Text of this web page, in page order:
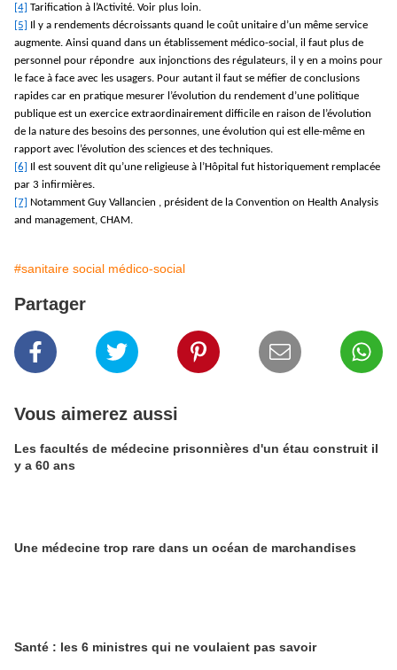
[4] Tarification à l’Activité. Voir plus loin.
[5] Il y a rendements décroissants quand le coût unitaire d’un même service
augmente. Ainsi quand dans un établissement médico-social, il faut plus de
personnel pour répondre aux injonctions des régulateurs, il y en a moins pour
le face à face avec les usagers. Pour autant il faut se méfier de conclusions
rapides car en pratique mesurer l’évolution du rendement d’une politique
publique est un exercice extraordinairement difficile en raison de l’évolution
de la nature des besoins des personnes, une évolution qui est elle-même en
rapport avec l’évolution des sciences et des techniques.
[6] Il est souvent dit qu’une religieuse à l’Hôpital fut historiquement remplacée
par 3 infirmières.
[7] Notamment Guy Vallancien , président de la Convention on Health Analysis
and management, CHAM.
#sanitaire social médico-social
Partager
Vous aimerez aussi
Les facultés de médecine prisonnières d'un étau construit il
y a 60 ans
Une médecine trop rare dans un océan de marchandises
Santé : les 6 ministres qui ne voulaient pas savoir